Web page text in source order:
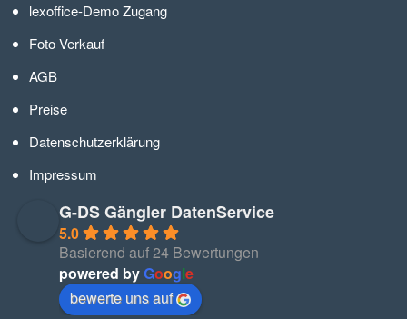
lexoffice-Demo Zugang
Foto Verkauf
AGB
Preise
Datenschutzerklärung
Impressum
G-DS Gängler DatenService
5.0
Basierend auf 24 Bewertungen
powered byGoogle
bewerte uns auf